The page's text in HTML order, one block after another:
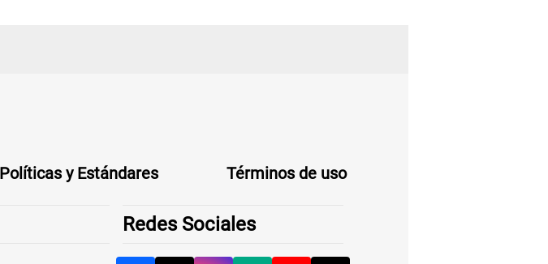
Políticas y Estándares Términos de uso
Redes Sociales